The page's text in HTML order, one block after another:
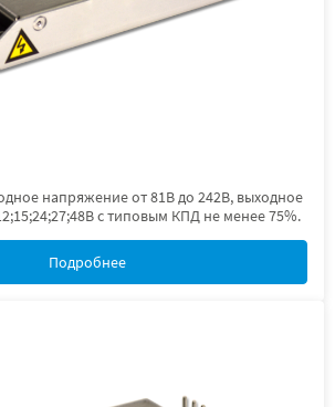
напряжение от 81В до 242В, выходное
с типовым КПД не менее 75%.
Подробнее